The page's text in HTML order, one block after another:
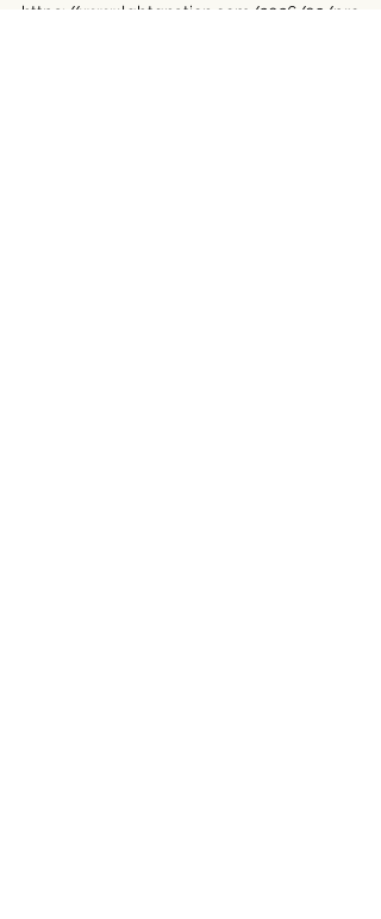
https://www.lgbtqnation.com/2026/03/pro